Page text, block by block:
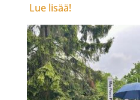
Lue lisää!